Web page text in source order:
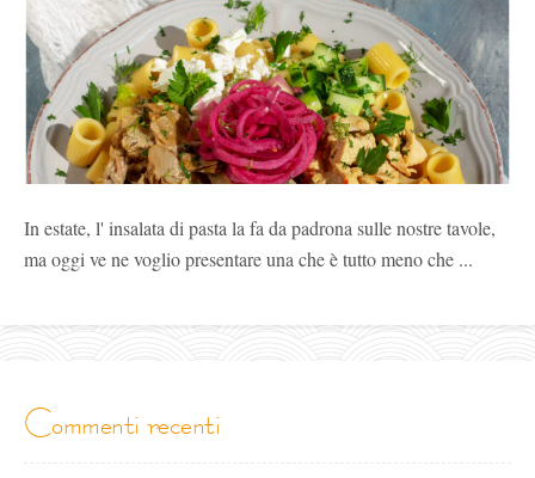
In estate, l' insalata di pasta la fa da padrona sulle nostre tavole,
ma oggi ve ne voglio presentare una che è tutto meno che ...
commenti recenti